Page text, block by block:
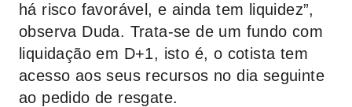
há risco favorável, e ainda tem liquidez”,
observa Duda. Trata-se de um fundo com
liquidação em D+1, isto é, o cotista tem
acesso aos seus recursos no dia seguinte
ao pedido de resgate.